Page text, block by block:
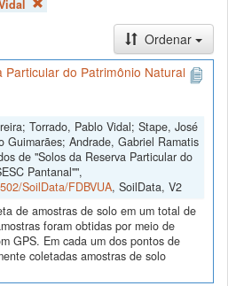
Ordenar
do Patrimônio Natural
Torrado, Pablo Vidal; Stape, José
Guimarães; Andrade, Gabriel Ramatis
de "Solos da Reserva Particular do
Pantanal"",
SoilData/FDBVUA, SoilData, V2
de amostras de solo em um total de
foram obtidas por meio de
GPS. Em cada um dos pontos de
coletadas amostras de solo